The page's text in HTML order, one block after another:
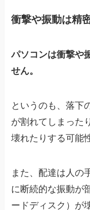
衝撃や振動は精
パソコンは衝撃や
せん。
というのも、落下
が割れてしまった
壊れたりする可能
また、配達は人の
に断続的な振動が
ードディスク）が